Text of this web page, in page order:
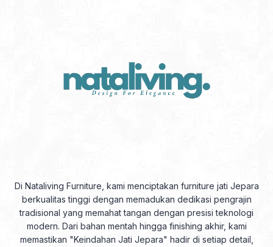
Di Nataliving Furniture, kami menciptakan furniture jati Jepara
berkualitas tinggi dengan memadukan dedikasi pengrajin
tradisional yang memahat tangan dengan presisi teknologi
modern. Dari bahan mentah hingga finishing akhir, kami
memastikan "Keindahan Jati Jepara" hadir di setiap detail,